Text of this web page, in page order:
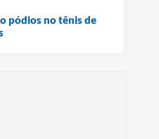
pódios no tênis de